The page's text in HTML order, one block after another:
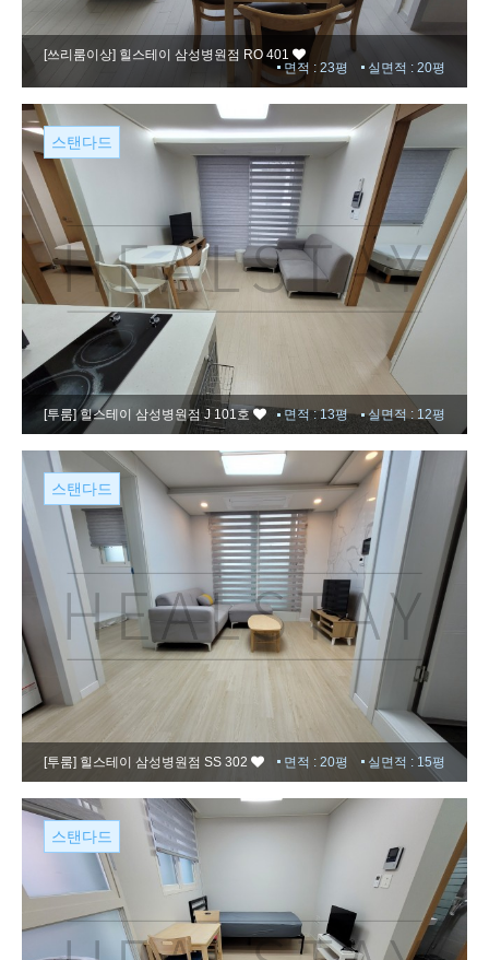
[쓰리룸이상] 힐스테이 삼성병원점 RO 401
면적 : 23평
실면적 : 20평
스탠다드
[투룸] 힐스테이 삼성병원점 J 101호 면적 : 13평 실면적 : 12평
스탠다드
[투룸] 힐스테이 삼성병원점 SS 302 면적 : 20평 실면적 : 15평
스탠다드